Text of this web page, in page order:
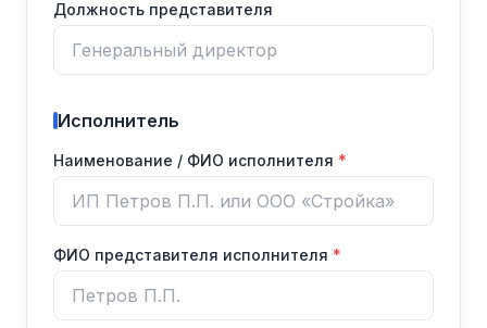
Должность представителя
Исполнитель
Наименование / ФИО исполнителя
ФИО представителя исполнителя